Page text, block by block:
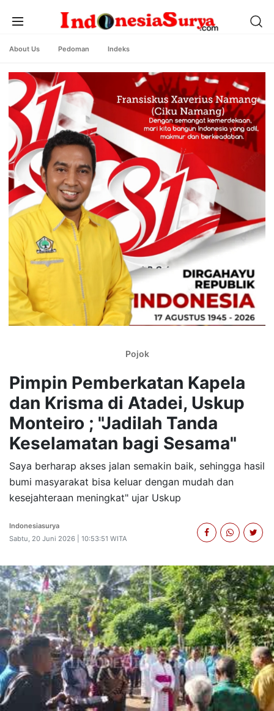
About Us Pedoman Indeks
Pojok
Pimpin Pemberkatan Kapela
dan Krisma di Atadei, Uskup
Monteiro ; "Jadilah Tanda
Keselamatan bagi Sesama"
Saya berharap akses jalan semakin baik, sehingga hasil
bumi masyarakat bisa keluar dengan mudah dan
kesejahteraan meningkat" ujar Uskup
Indonesiasurya
Sabtu, 20 Juni 2026 | 10:53:51 WITA